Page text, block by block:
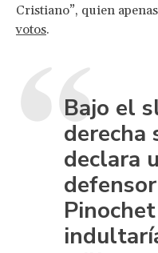
Cristiano”, quien
votos.
Bajo el
derecha
declara